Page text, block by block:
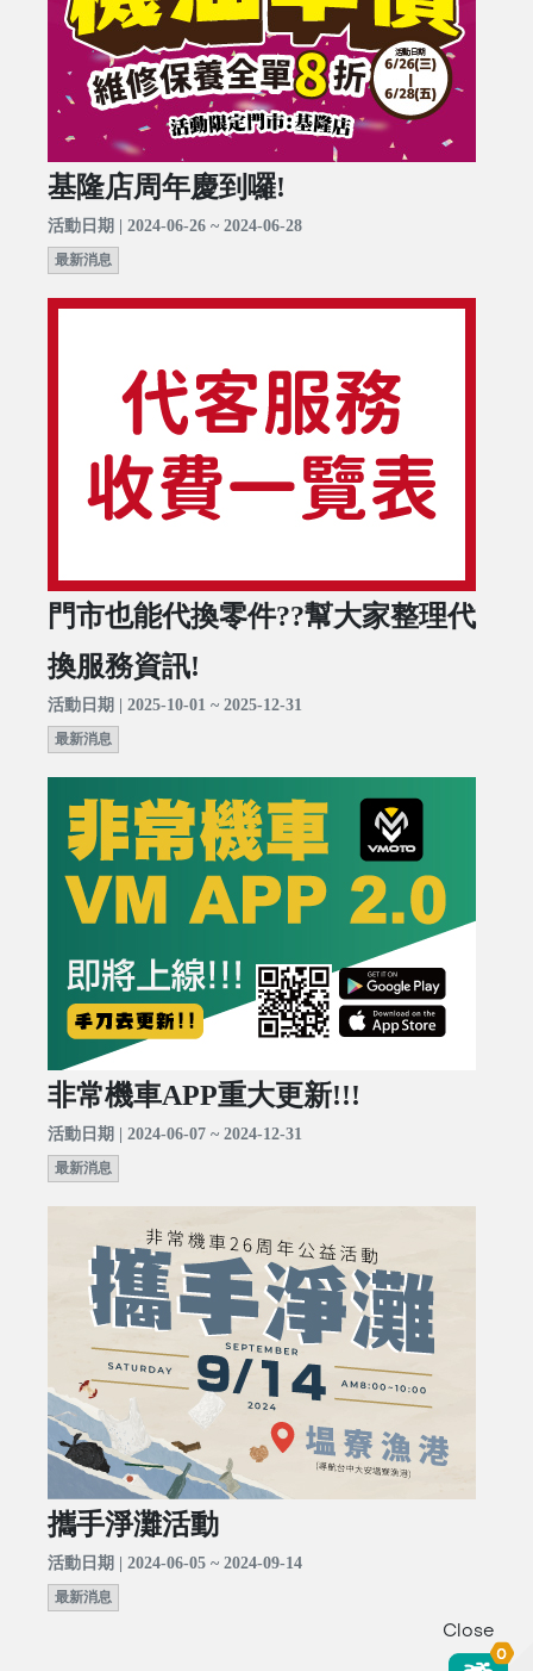
基隆店周年慶到囉!
活動日期 | 2024-06-26 ~ 2024-06-28
最新消息
門市也能代換零件??幫大家整理代
換服務資訊!
活動日期 | 2025-10-01 ~ 2025-12-31
最新消息
非常機車APP重大更新!!!
活動日期 | 2024-06-07 ~ 2024-12-31
最新消息
攜手淨灘活動
活動日期 | 2024-06-05 ~ 2024-09-14
最新消息
Close
0